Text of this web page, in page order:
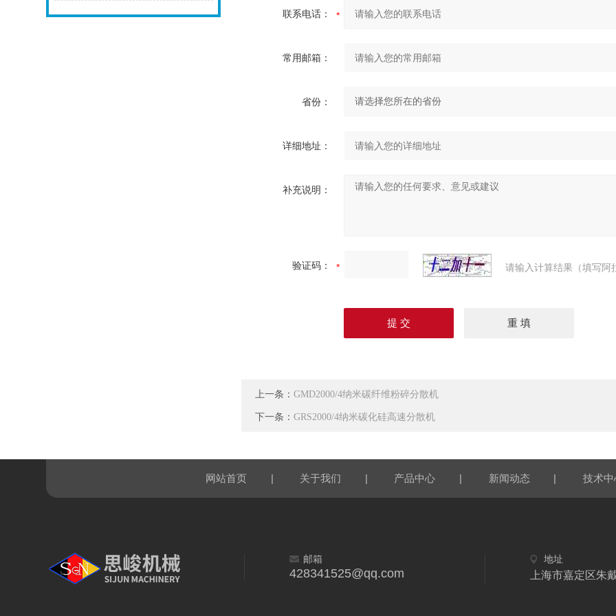
联系电话：
常用邮箱：
省份：
详细地址：
补充说明：
验证码： 请输入计算结果（填写阿
上一条：GMD2000/4纳米碳纤维粉碎分散机
下一条：GRS2000/4纳米碳化硅高速分散机
网站首页 | 关于我们 | 产品中心 | 新闻动态 | 技术中
邮箱
428341525@qq.com
地址
上海市嘉定区朱